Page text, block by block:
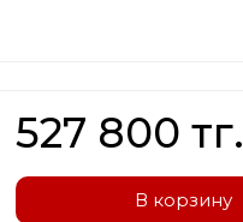
527 800 тг.
В корзину